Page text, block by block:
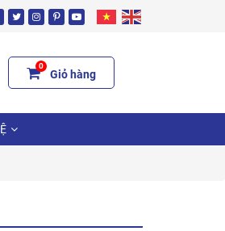
0
Giỏ hàng